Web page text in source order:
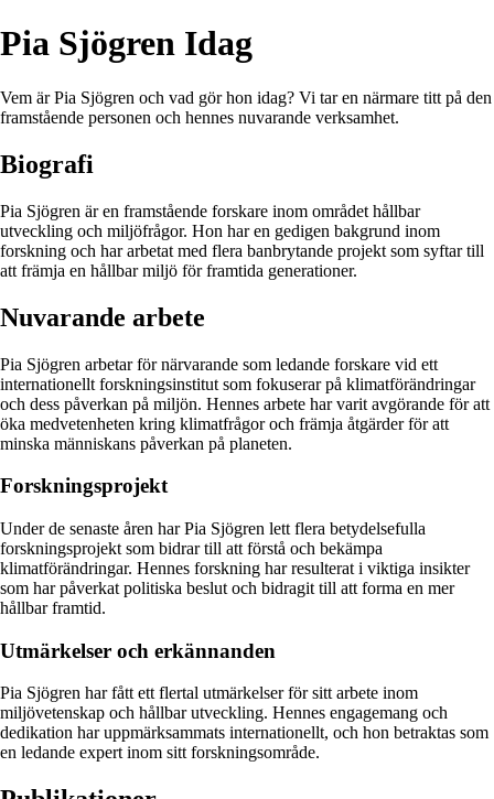
Pia Sjögren Idag
Vem är Pia Sjögren och vad gör hon idag? Vi tar en närmare titt på den
framstående personen och hennes nuvarande verksamhet.
Biografi
Pia Sjögren är en framstående forskare inom området hållbar
utveckling och miljöfrågor. Hon har en gedigen bakgrund inom
forskning och har arbetat med flera banbrytande projekt som syftar till
att främja en hållbar miljö för framtida generationer.
Nuvarande arbete
Pia Sjögren arbetar för närvarande som ledande forskare vid ett
internationellt forskningsinstitut som fokuserar på klimatförändringar
och dess påverkan på miljön. Hennes arbete har varit avgörande för att
öka medvetenheten kring klimatfrågor och främja åtgärder för att
minska människans påverkan på planeten.
Forskningsprojekt
Under de senaste åren har Pia Sjögren lett flera betydelsefulla
forskningsprojekt som bidrar till att förstå och bekämpa
klimatförändringar. Hennes forskning har resulterat i viktiga insikter
som har påverkat politiska beslut och bidragit till att forma en mer
hållbar framtid.
Utmärkelser och erkännanden
Pia Sjögren har fått ett flertal utmärkelser för sitt arbete inom
miljövetenskap och hållbar utveckling. Hennes engagemang och
dedikation har uppmärksammats internationellt, och hon betraktas som
en ledande expert inom sitt forskningsområde.